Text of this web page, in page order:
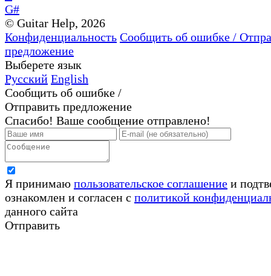
G#
© Guitar Help, 2026
Конфиденциальность Сообщить об ошибке /
предложение
Выберете язык
Русский English
Сообщить об ошибке /
Отправить предложение
Спасибо! Ваше сообщение отправлено!
Я принимаю пользовательское соглашение и
ознакомлен и согласен с политикой
данного сайта
Отправить